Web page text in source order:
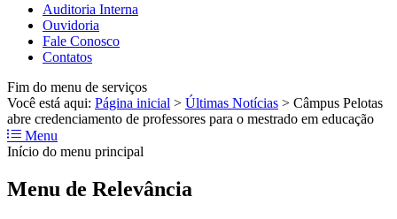
Auditoria Interna
Ouvidoria
Fale Conosco
Contatos
Fim do menu de serviços
Você está aqui: Página inicial > Últimas Notícias > Câmpus Pelotas
abre credenciamento de professores para o mestrado em educação
Menu
Início do menu principal
Menu de Relevância